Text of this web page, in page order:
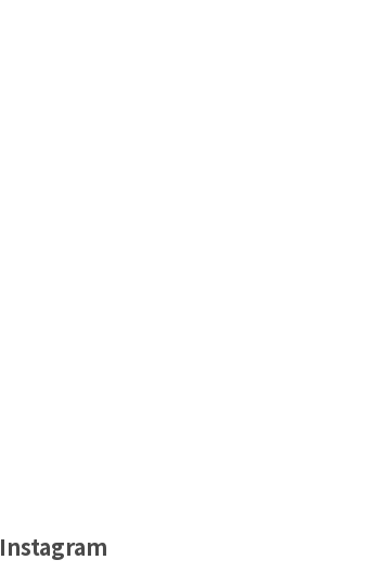
Instagram